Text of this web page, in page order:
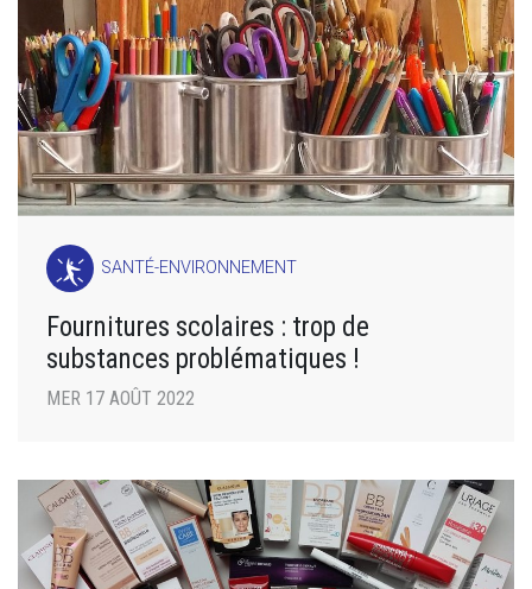
SANTÉ-ENVIRONNEMENT
Fournitures scolaires : trop de
substances problématiques !
MER 17 AOÛT 2022